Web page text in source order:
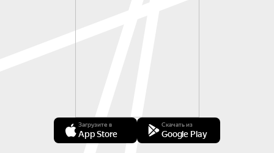
Загрузите в
App Store
Скачать из
Google Play